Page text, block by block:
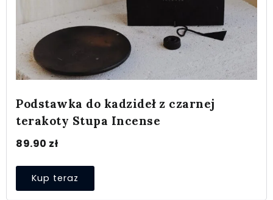
Podstawka do kadzideł z czarnej
terakoty Stupa Incense
89.90 zł
Kup teraz